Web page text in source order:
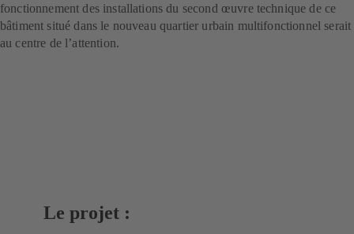
fonctionnement des installations du second œuvre technique de ce
bâtiment situé dans le nouveau quartier urbain multifonctionnel serait
au centre de l’attention.
Le projet :